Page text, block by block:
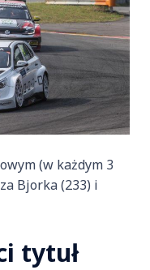
(w każdym 3
Bjorka (233) i
tytuł